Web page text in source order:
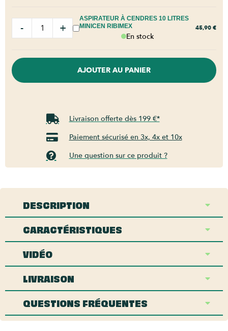
ASPIRATEUR À CENDRES 10 LITRES
MINICEN RIBIMEX
En stock
- + 45,90 €
AJOUTER AU PANIER
Livraison offerte dès 199 €*
Paiement sécurisé en 3x, 4x et 10x
Une question sur ce produit ?
DESCRIPTION
CARACTÉRISTIQUES
VIDÉO
LIVRAISON
QUESTIONS FRÉQUENTES